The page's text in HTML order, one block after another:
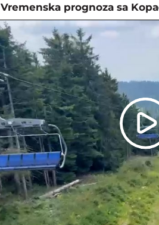
Vremenska prognoza sa